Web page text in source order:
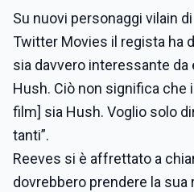
Su nuovi personaggi vilain
Twitter Movies il regista ha
sia davvero interessante da
Hush. Ciò non significa che
film] sia Hush. Voglio solo
tanti”.
Reeves si è affrettato a
dovrebbero prendere la